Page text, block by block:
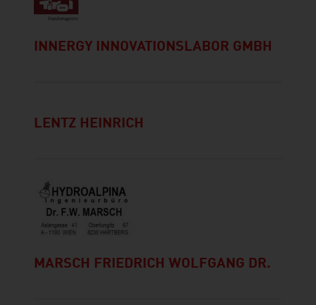
INNERGY INNOVATIONSLABOR GMBH
LENTZ HEINRICH
MARSCH FRIEDRICH WOLFGANG DR.